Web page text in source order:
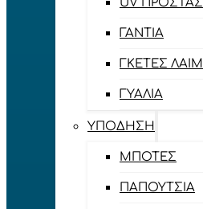
UV
ΓΆΝΤΙΑ
ΓΚΈΤΕΣ
ΓΥΑΛΙΆ
ΥΠΌΔΗΣΗ
ΜΠΌΤΕΣ
ΠΑΠΟΎΤΣΙΑ